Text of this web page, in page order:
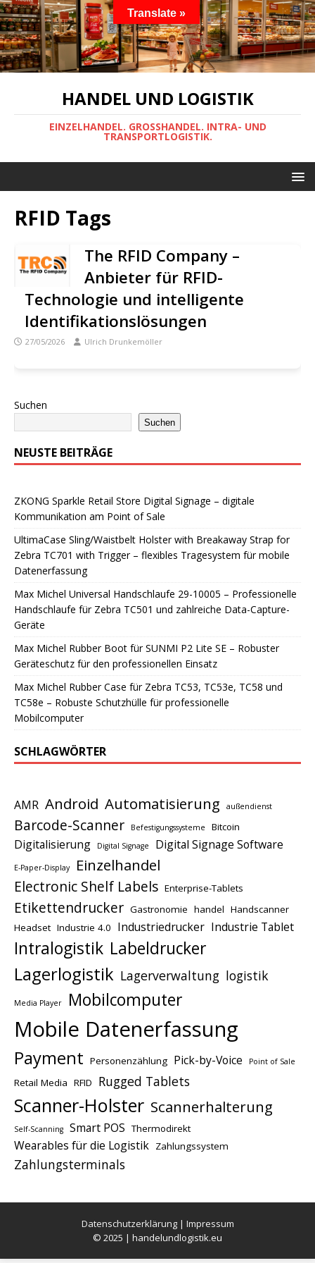
HANDEL UND LOGISTIK
EINZELHANDEL. GROSSHANDEL. INTRA- UND
TRANSPORTLOGISTIK.
RFID Tags
The RFID Company –
Anbieter für RFID-
Technologie und intelligente
Identifikationslösungen
27/05/2026 Ulrich Drunkemöller
Suchen
Suchen
NEUSTE BEITRÄGE
ZKONG Sparkle Retail Store Digital Signage – digitale
Kommunikation am Point of Sale
UltimaCase Sling/Waistbelt Holster with Breakaway Strap for
Zebra TC701 with Trigger – flexibles Tragesystem für mobile
Datenerfassung
Max Michel Universal Handschlaufe 29-10005 – Professionelle
Handschlaufe für Zebra TC501 und zahlreiche Data-Capture-
Geräte
Max Michel Rubber Boot für SUNMI P2 Lite SE – Robuster
Geräteschutz für den professionellen Einsatz
Max Michel Rubber Case für Zebra TC53, TC53e, TC58 und
TC58e – Robuste Schutzhülle für professionelle
Mobilcomputer
SCHLAGWÖRTER
AMR Android Automatisierung außendienst
Barcode-Scanner Befestigungssysteme Bitcoin
Digitalisierung Digital Signage Digital Signage Software
E-Paper-Display Einzelhandel
Electronic Shelf Labels Enterprise-Tablets
Etikettendrucker Gastronomie handel Handscanner
Headset Industrie 4.0 Industriedrucker Industrie Tablet
Intralogistik Labeldrucker
Lagerlogistik Lagerverwaltung logistik
Media Player Mobilcomputer
Mobile Datenerfassung
Payment Personenzählung Pick-by-Voice Point of Sale
Retail Media RFID Rugged Tablets
Scanner-Holster Scannerhalterung
Self-Scanning Smart POS Thermodirekt
Wearables für die Logistik Zahlungssystem
Zahlungsterminals
Datenschutzerklärung| Impressum
© 2025 | handelundlogistik.eu
Translate »